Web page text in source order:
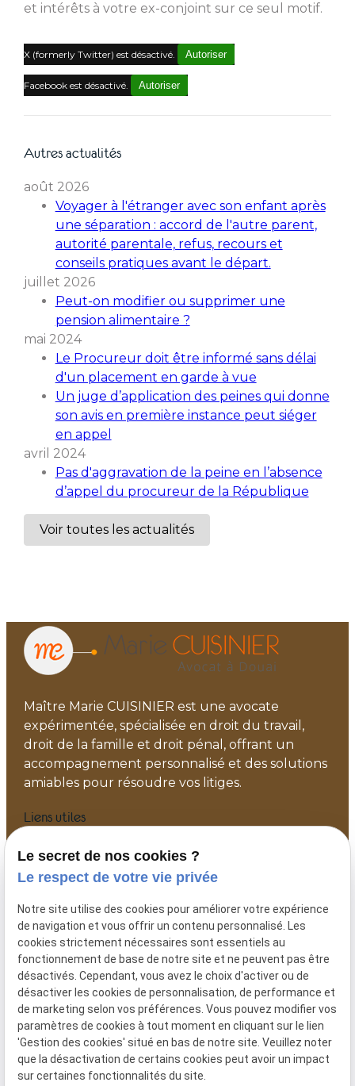
et intérêts à votre ex-conjoint sur ce seul motif.
X (formerly Twitter) est désactivé. Autoriser
Facebook est désactivé. Autoriser
Autres actualités
août 2026
Voyager à l'étranger avec son enfant après
une séparation : accord de l'autre parent,
autorité parentale, refus, recours et
conseils pratiques avant le départ.
juillet 2026
Peut-on modifier ou supprimer une
pension alimentaire ?
mai 2024
Le Procureur doit être informé sans délai
d'un placement en garde à vue
Un juge d’application des peines qui donne
son avis en première instance peut siéger
en appel
avril 2024
Pas d'aggravation de la peine en l’absence
d’appel du procureur de la République
Voir toutes les actualités
Maître Marie CUISINIER est une avocate
expérimentée, spécialisée en droit du travail,
droit de la famille et droit pénal, offrant un
accompagnement personnalisé et des solutions
amiables pour résoudre vos litiges.
Liens utiles
Accueil
Votre avocat
Contact
Plan du site
Mentions légales
Politique de confidentialité
Gestion des cookies
Me contacter
06 41 53 34 49
Le secret de nos cookies ?
Le respect de votre vie privée
Notre site utilise des cookies pour améliorer votre expérience
de navigation et vous offrir un contenu personnalisé. Les
cookies strictement nécessaires sont essentiels au
fonctionnement de base de notre site et ne peuvent pas être
désactivés. Cependant, vous avez le choix d'activer ou de
désactiver les cookies de personnalisation, de performance et
de marketing selon vos préférences. Vous pouvez modifier vos
paramètres de cookies à tout moment en cliquant sur le lien
'Gestion des cookies' situé en bas de notre site. Veuillez noter
que la désactivation de certains cookies peut avoir un impact
sur certaines fonctionnalités du site.